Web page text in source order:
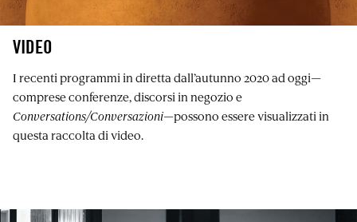
VIDEO
I recenti programmi in diretta dall’autunno 2020 ad oggi—
comprese conferenze, discorsi in negozio e
Conversations/Conversazioni—possono essere visualizzati in
questa raccolta di video.